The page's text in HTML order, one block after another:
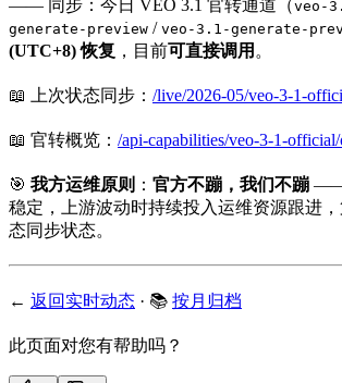
—— 同步：今日 VEO 3.1 官转通道（ veo-
generate-preview / veo-3.1-generate-
(UTC+8) 恢复 ，目前可直接调用 。
📖 上次状态同步： /live/2026-05/veo-3-1-
📖 官转概览： /api-capabilities/veo-3-1-
🎯 我方运维原则 ： 官方不蹦，我们不蹦 ——
稳定，上游波动时持续投入运维资源跟进
态同步状态。
← 返回实时动态 · 📚 按月归档
此页面对您有帮助吗？